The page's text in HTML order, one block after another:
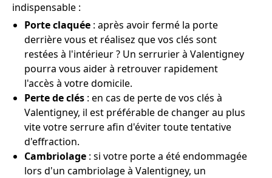
indispensable :
Porte claquée : après avoir fermé la porte
derrière vous et réalisez que vos clés sont
restées à l'intérieur ? Un serrurier à Valentigney
pourra vous aider à retrouver rapidement
l'accès à votre domicile.
Perte de clés : en cas de perte de vos clés à
Valentigney, il est préférable de changer au plus
vite votre serrure afin d'éviter toute tentative
d'effraction.
Cambriolage : si votre porte a été endommagée
lors d'un cambriolage à Valentigney, un